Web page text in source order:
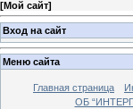
[Мой сайт]
Вход на сайт
Меню сайта
Главная страница
ОБ